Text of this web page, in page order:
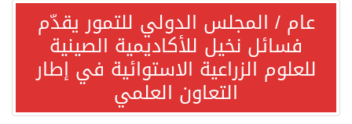
عام / المجلس الدولي للتمور يقدّم
فسائل نخيل للأكاديمية الصينية
للعلوم الزراعية الاستوائية في إطار
التعاون العلمي